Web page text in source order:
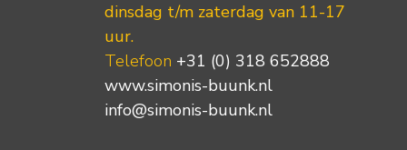
dinsdag t/m zaterdag van 11-17
uur.
Telefoon +31 (0) 318 652888
www.simonis-buunk.nl
info@simonis-buunk.nl